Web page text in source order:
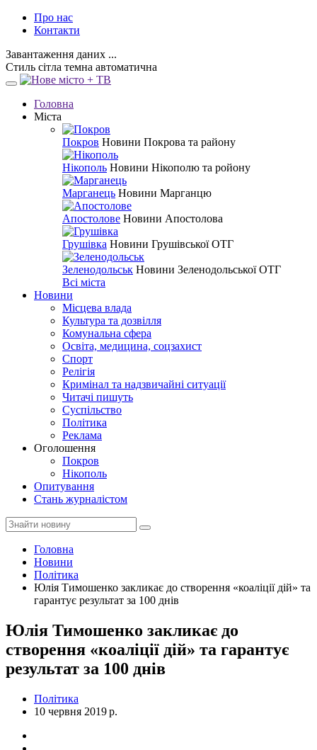
Про нас
Контакти
Завантаження даних ...
Стиль сітла темна автоматична
Головна
Міста
Покров Новини Покрова та району
Нікополь Новини Нікополю та ройону
Марганець Новини Марганцю
Апостолове Новини Апостолова
Грушівка Новини Грушівської ОТГ
Зеленодольськ Новини Зеленодольської ОТГ
Всі міста
Новини
Місцева влада
Культура та дозвілля
Комунальна сфера
Освіта, медицина, соцзахист
Спорт
Релігія
Кримінал та надзвичайні ситуації
Читачі пишуть
Суспільство
Політика
Реклама
Оголошення
Покров
Нікополь
Опитування
Стань журналістом
Головна
Новини
Політика
Юлія Тимошенко закликає до створення «коаліції дій» та
гарантує результат за 100 днів
Юлія Тимошенко закликає до
створення «коаліції дій» та гарантує
результат за 100 днів
Політика
10 червня 2019 р.